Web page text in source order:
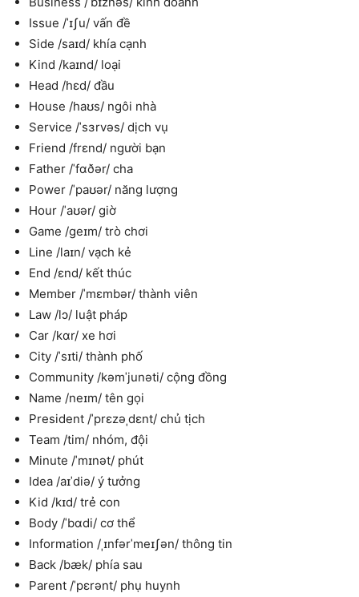
Issue /ˈɪʃu/ vấn đề
Side /saɪd/ khía cạnh
Kind /kaɪnd/ loại
Head /hɛd/ đầu
House /haʊs/ ngôi nhà
Service /ˈsɜrvəs/ dịch vụ
Friend /frɛnd/ người bạn
Father /ˈfɑðər/ cha
Power /ˈpaʊər/ năng lượng
Hour /ˈaʊər/ giờ
Game /geɪm/ trò chơi
Line /laɪn/ vạch kẻ
End /ɛnd/ kết thúc
Member /ˈmɛmbər/ thành viên
Law /lɔ/ luật pháp
Car /kɑr/ xe hơi
City /ˈsɪti/ thành phố
Community /kəmˈjunəti/ cộng đồng
Name /neɪm/ tên gọi
President /ˈprɛzəˌdɛnt/ chủ tịch
Team /tim/ nhóm, đội
Minute /ˈmɪnət/ phút
Idea /aɪˈdiə/ ý tưởng
Kid /kɪd/ trẻ con
Body /ˈbɑdi/ cơ thể
Information /ˌɪnfərˈmeɪʃən/ thông tin
Back /bæk/ phía sau
Parent /ˈpɛrənt/ phụ huynh